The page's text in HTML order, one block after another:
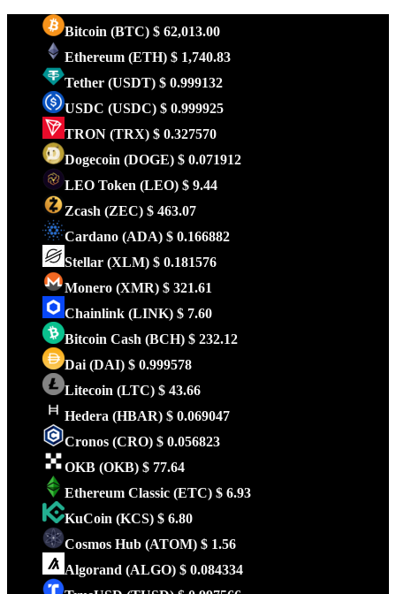
Bitcoin (BTC) $ 62,013.00
Ethereum (ETH) $ 1,740.83
Tether (USDT) $ 0.999132
USDC (USDC) $ 0.999925
TRON (TRX) $ 0.327570
Dogecoin (DOGE) $ 0.071912
LEO Token (LEO) $ 9.44
Zcash (ZEC) $ 463.07
Cardano (ADA) $ 0.166882
Stellar (XLM) $ 0.181576
Monero (XMR) $ 321.61
Chainlink (LINK) $ 7.60
Bitcoin Cash (BCH) $ 232.12
Dai (DAI) $ 0.999578
Litecoin (LTC) $ 43.66
Hedera (HBAR) $ 0.069047
Cronos (CRO) $ 0.056823
OKB (OKB) $ 77.64
Ethereum Classic (ETC) $ 6.93
KuCoin (KCS) $ 6.80
Cosmos Hub (ATOM) $ 1.56
Algorand (ALGO) $ 0.084334